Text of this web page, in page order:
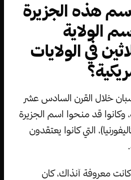
هذه الجزيرة
الولاية
في الولايات
خلال القرن السادس عشر
وكانوا قد منحوا اسم الجزيرة
التي كانوا يعتقدون
كانت معروفة آنذاك، كان